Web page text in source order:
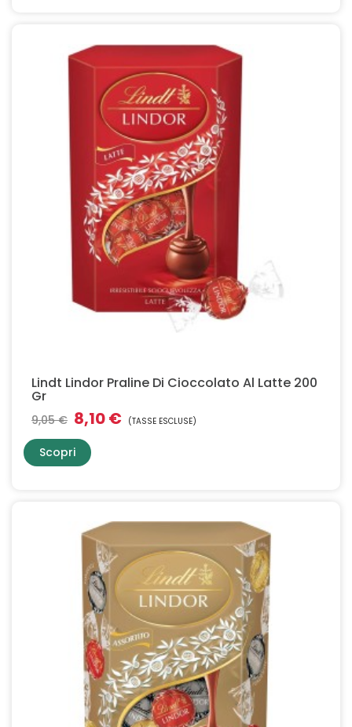
Lindt Lindor Praline Di Cioccolato Al Latte 200
Gr
9,05 € 8,10 € (TASSE ESCLUSE)
Scopri